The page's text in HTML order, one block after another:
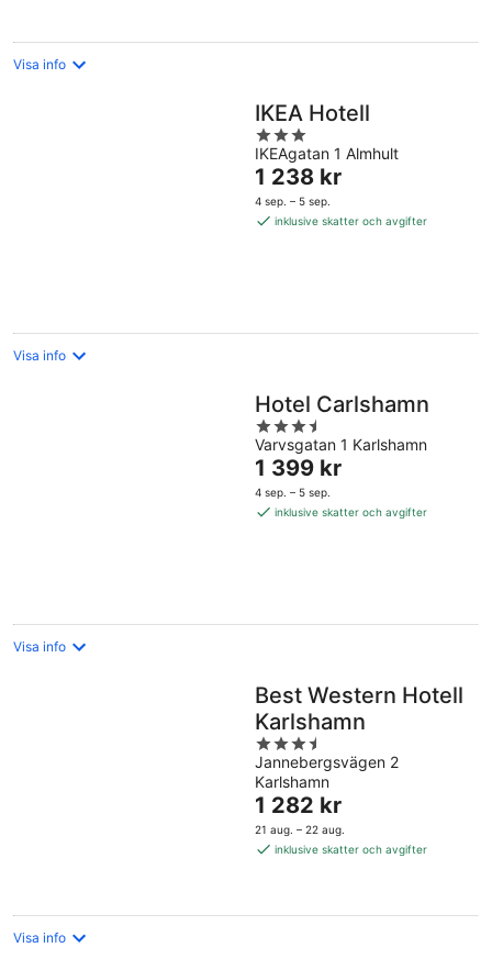
Visa info
IKEA Hotell
3
out
of
5
IKEAgatan 1 Almhult
Priset
är
1 238 kr
1 238 kr
4 sep. – 5 sep.
inklusive skatter och avgifter
Visa info
Hotel Carlshamn
3.5
out
of
5
Varvsgatan 1 Karlshamn
Priset
är
1 399 kr
1 399 kr
4 sep. – 5 sep.
inklusive skatter och avgifter
Visa info
Best Western Hotell
Karlshamn
3.5
out
of
5
Jannebergsvägen 2
Karlshamn
Priset
är
1 282 kr
1 282 kr
21 aug. – 22 aug.
inklusive skatter och avgifter
Visa info